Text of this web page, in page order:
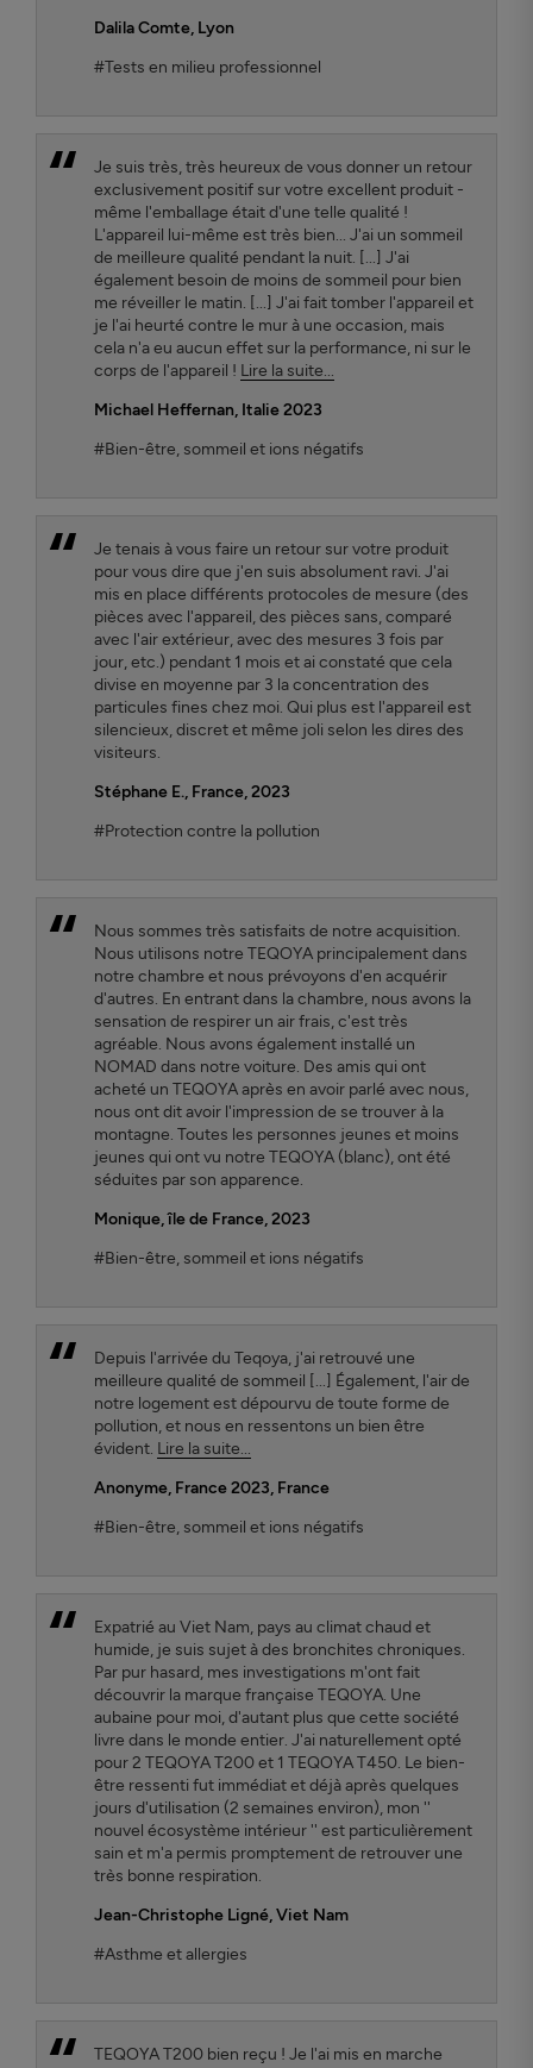
Dalila Comte, Lyon
#Tests en milieu professionnel
Je suis très, très heureux de vous donner un retour
exclusivement positif sur votre excellent produit -
même l'emballage était d'une telle qualité !
L'appareil lui-même est très bien... J'ai un sommeil
de meilleure qualité pendant la nuit. [...] J'ai
également besoin de moins de sommeil pour bien
me réveiller le matin. [...] J'ai fait tomber l'appareil et
je l'ai heurté contre le mur à une occasion, mais
cela n'a eu aucun effet sur la performance, ni sur le
corps de l'appareil ! Lire la suite...
Michael Heffernan, Italie 2023
#Bien-être, sommeil et ions négatifs
Je tenais à vous faire un retour sur votre produit
pour vous dire que j'en suis absolument ravi. J'ai
mis en place différents protocoles de mesure (des
pièces avec l'appareil, des pièces sans, comparé
avec l'air extérieur, avec des mesures 3 fois par
jour, etc.) pendant 1 mois et ai constaté que cela
divise en moyenne par 3 la concentration des
particules fines chez moi. Qui plus est l'appareil est
silencieux, discret et même joli selon les dires des
visiteurs.
Stéphane E., France, 2023
#Protection contre la pollution
Nous sommes très satisfaits de notre acquisition.
Nous utilisons notre TEQOYA principalement dans
notre chambre et nous prévoyons d'en acquérir
d'autres. En entrant dans la chambre, nous avons la
sensation de respirer un air frais, c'est très
agréable. Nous avons également installé un
NOMAD dans notre voiture. Des amis qui ont
acheté un TEQOYA après en avoir parlé avec nous,
nous ont dit avoir l'impression de se trouver à la
montagne. Toutes les personnes jeunes et moins
jeunes qui ont vu notre TEQOYA (blanc), ont été
séduites par son apparence.
Monique, île de France, 2023
#Bien-être, sommeil et ions négatifs
Depuis l'arrivée du Teqoya, j'ai retrouvé une
meilleure qualité de sommeil [...] Également, l'air de
notre logement est dépourvu de toute forme de
pollution, et nous en ressentons un bien être
évident. Lire la suite...
Anonyme, France 2023, France
#Bien-être, sommeil et ions négatifs
Expatrié au Viet Nam, pays au climat chaud et
humide, je suis sujet à des bronchites chroniques.
Par pur hasard, mes investigations m'ont fait
découvrir la marque française TEQOYA. Une
aubaine pour moi, d'autant plus que cette société
livre dans le monde entier. J'ai naturellement opté
pour 2 TEQOYA T200 et 1 TEQOYA T450. Le bien-
être ressenti fut immédiat et déjà après quelques
jours d'utilisation (2 semaines environ), mon ''
nouvel écosystème intérieur '' est particulièrement
sain et m'a permis promptement de retrouver une
très bonne respiration.
Jean-Christophe Ligné, Viet Nam
#Asthme et allergies
TEQOYA T200 bien reçu ! Je l'ai mis en marche